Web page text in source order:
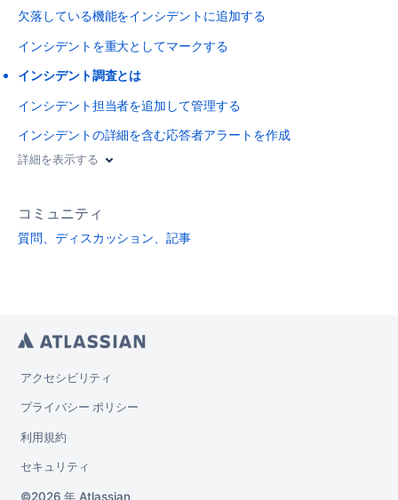
欠落している機能をインシデントに追加する
インシデントを重大としてマークする
インシデント調査とは
インシデント担当者を追加して管理する
インシデントの詳細を含む応答者アラートを作成
詳細を表示する
コミュニティ
質問、ディスカッション、記事
アクセシビリティ
プライバシー ポリシー
利用規約
セキュリティ
2026 年 Atlassian